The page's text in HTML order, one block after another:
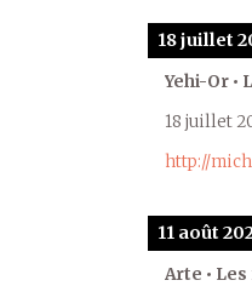
18 juillet
Yehi-Or •
18 juillet
http://
11 août
Arte •